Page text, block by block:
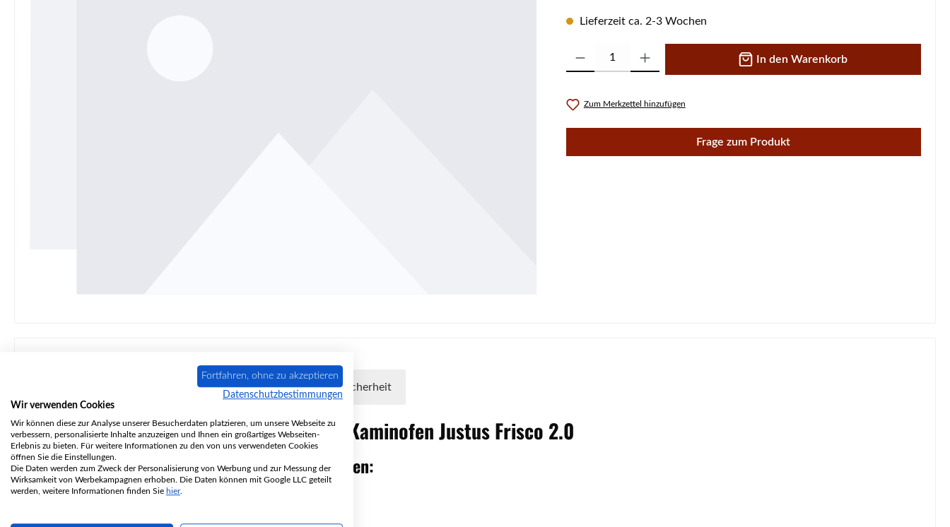
Lieferzeit ca. 2-3 Wochen
Produkt Anzahl: Gib den gewünschten Wert ein oder benutze die Schaltflächen um die
In den Warenkorb
Zum Merkzettel hinzufügen
Frage zum Produkt
Eigenschaften Angaben zur Produktsicherheit
OriginalFeuerraumauskleidungfür den KaminofenJustusFrisco 2.0
JustusFrisco2.0FeuerraumauskleidungEckdaten:
Fortfahren, ohne zu akzeptieren
Datenschutzbestimmungen
Wir verwenden Cookies
Wir können diese zur Analyse unserer Besucherdaten platzieren, um unsere Webseite zu
verbessern, personalisierte Inhalte anzuzeigen und Ihnen ein großartiges Webseiten-
Erlebnis zu bieten. Für weitere Informationen zu den von uns verwendeten Cookies
öffnen Sie die Einstellungen.
Die Daten werden zum Zweck der Personalisierung von Werbung und zur Messung der
Wirksamkeit von Werbekampagnen erhoben. Die Daten können mit Google LLC geteilt
werden, weitere Informationen finden Sie hier.